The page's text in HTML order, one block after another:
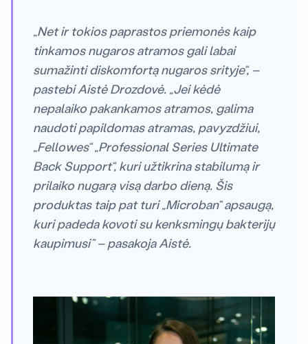
„Net ir tokios paprastos priemonės kaip
tinkamos nugaros atramos gali labai
sumažinti diskomfortą nugaros srityje“, –
pastebi Aistė Drozdovė. „Jei kėdė
nepalaiko pakankamos atramos, galima
naudoti papildomas atramas, pavyzdžiui,
„Fellowes“ „Professional Series Ultimate
Back Support“, kuri užtikrina stabilumą ir
prilaiko nugarą visą darbo dieną. Šis
produktas taip pat turi „Microban“ apsaugą,
kuri padeda kovoti su kenksmingų bakterijų
kaupimusi” – pasakoja Aistė.